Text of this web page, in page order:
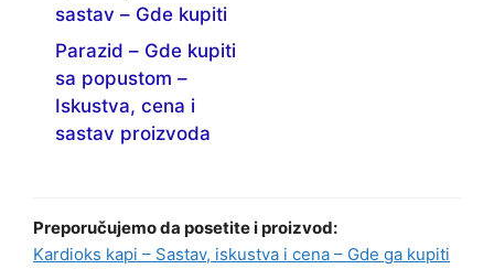
sastav – Gde kupiti
Parazid – Gde kupiti
sa popustom –
Iskustva, cena i
sastav proizvoda
Preporučujemo da posetite i proizvod:
Kardioks kapi – Sastav, iskustva i cena – Gde ga kupiti